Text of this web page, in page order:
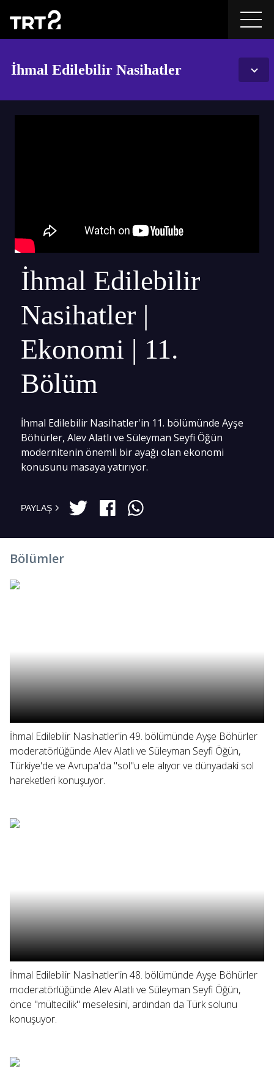
İhmal Edilebilir Nasihatler
İhmal Edilebilir
Nasihatler |
Ekonomi | 11.
Bölüm
İhmal Edilebilir Nasihatler'in 11. bölümünde Ayşe
Böhürler, Alev Alatlı ve Süleyman Seyfi Öğün
modernitenin önemli bir ayağı olan ekonomi
konusunu masaya yatırıyor.
PAYLAŞ
Bölümler
İhmal Edilebilir Nasihatler'in 49. bölümünde Ayşe Böhürler
moderatörlüğünde Alev Alatlı ve Süleyman Seyfi Öğün,
Türkiye'de ve Avrupa'da "sol"u ele alıyor ve dünyadaki sol
hareketleri konuşuyor.
İhmal Edilebilir Nasihatler'in 48. bölümünde Ayşe Böhürler
moderatörlüğünde Alev Alatlı ve Süleyman Seyfi Öğün,
önce "mültecilik" meselesini, ardından da Türk solunu
konuşuyor.